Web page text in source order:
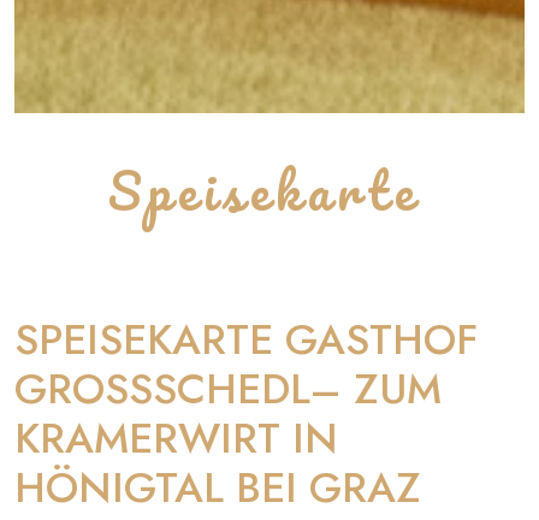
Speisekarte
SPEISEKARTE GASTHOF
GROSSSCHEDL– ZUM
KRAMERWIRT IN
HÖNIGTAL BEI GRAZ